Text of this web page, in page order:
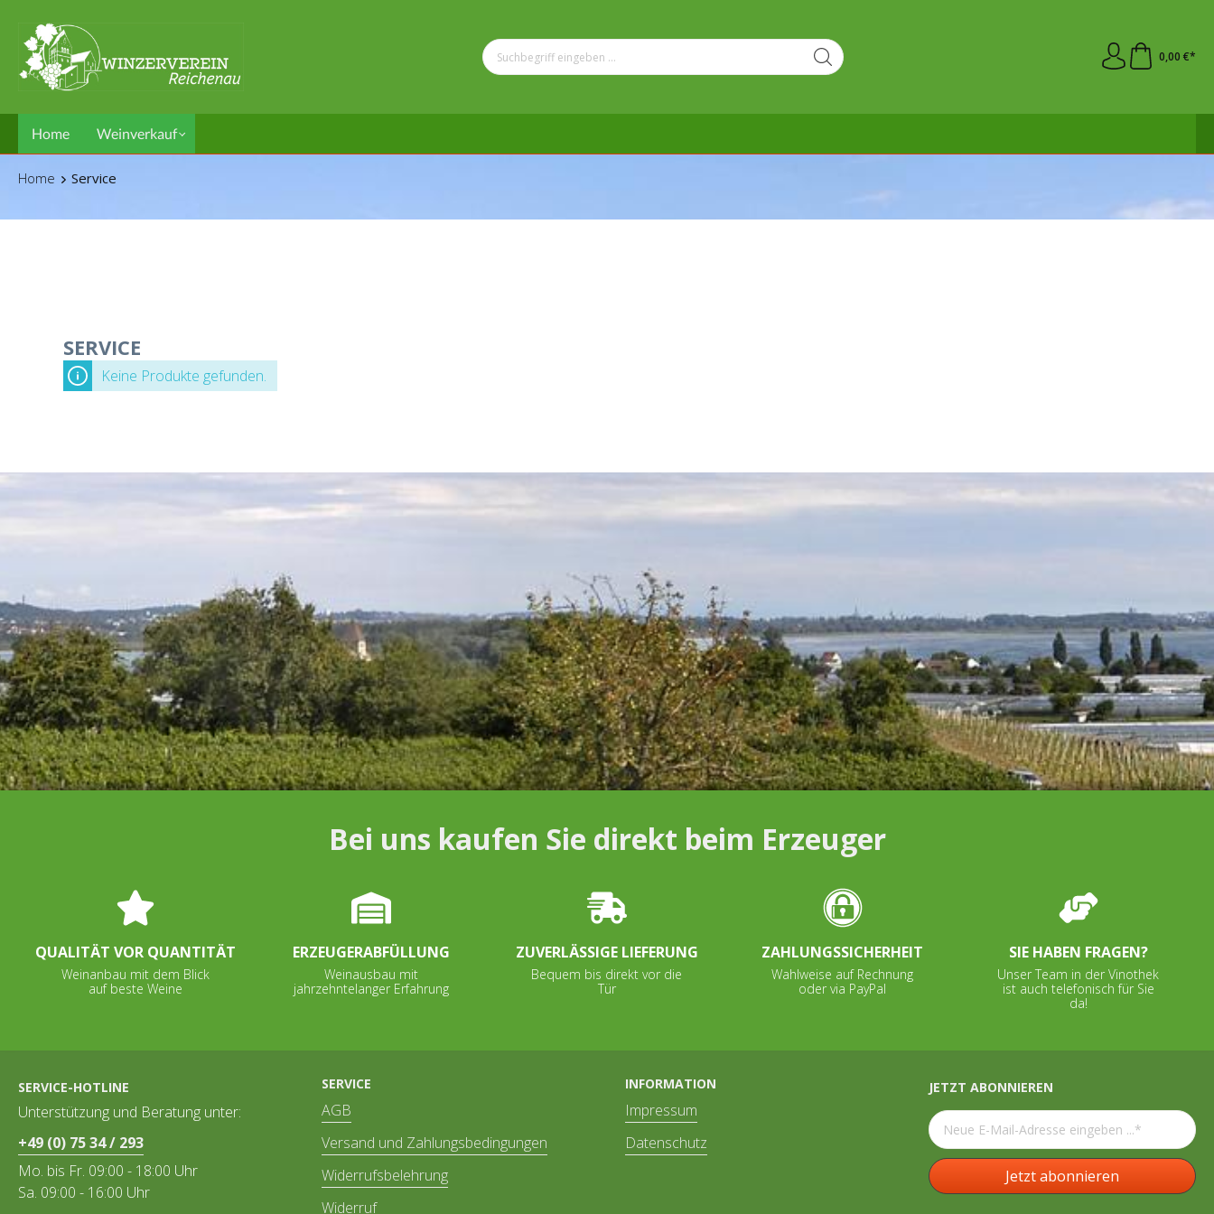
0,00 €*
Home Weinverkauf
Home Service
SERVICE
Keine Produkte gefunden.
Bei uns kaufen Sie direkt beim Erzeuger
QUALITÄT VOR QUANTITÄT
Weinanbau mit dem Blick
auf beste Weine
ERZEUGERABFÜLLUNG
Weinausbau mit
jahrzehntelanger Erfahrung
ZUVERLÄSSIGE LIEFERUNG
Bequem bis direkt vor die
Tür
ZAHLUNGSSICHERHEIT
Wahlweise auf Rechnung
oder via PayPal
SIE HABEN FRAGEN?
Unser Team in der Vinothek
ist auch telefonisch für Sie
da!
SERVICE-HOTLINE
Unterstützung und Beratung unter:
+49 (0) 75 34 / 293
Mo. bis Fr. 09:00 - 18:00 Uhr
Sa. 09:00 - 16:00 Uhr
SERVICE
AGB
Versand und Zahlungsbedingungen
Widerrufsbelehrung
Widerruf
INFORMATION
Impressum
Datenschutz
JETZT ABONNIEREN
Jetzt abonnieren